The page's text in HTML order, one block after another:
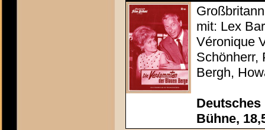
mit: Lex
Véronique
Schönherr,
Bergh,
Bühne,